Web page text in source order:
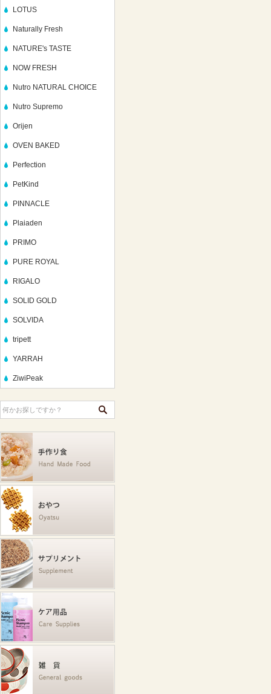
LOTUS
Naturally Fresh
NATURE's TASTE
NOW FRESH
Nutro NATURAL CHOICE
Nutro Supremo
Orijen
OVEN BAKED
Perfection
PetKind
PINNACLE
Plaiaden
PRIMO
PURE ROYAL
RIGALO
SOLID GOLD
SOLVIDA
tripett
YARRAH
ZiwiPeak